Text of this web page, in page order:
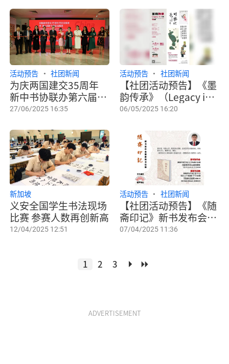
为庆两国建交35周年
新中书协联办第六届书
法交流展
活动预告 社团新闻
27/06/2025 16:35
【社团活动预告】《墨
韵传承》（Legacy in
Ink）书画展
活动预告 社团新闻
06/05/2025 16:20
义安全国学生书法现场
比赛 参赛人数再创新高
新加坡
12/04/2025 12:51
【社团活动预告】《随
斋印记》新书发布会暨
书法篆刻展
活动预告 社团新闻
07/04/2025 11:36
1 2 3
ADVERTISEMENT